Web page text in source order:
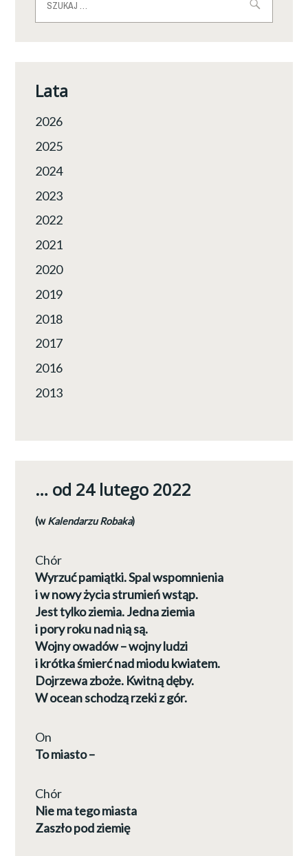
Lata
2026
2025
2024
2023
2022
2021
2020
2019
2018
2017
2016
2013
… od 24 lutego 2022
(wKalendarzu Robaka)
Chór
Wyrzuć pamiątki. Spal wspomnienia
i w nowy życia strumień wstąp.
Jest tylko ziemia. Jedna ziemia
i pory roku nad nią są.
Wojny owadów – wojny ludzi
i krótka śmierć nad miodu kwiatem.
Dojrzewa zboże. Kwitną dęby.
W ocean schodzą rzeki z gór.
On
To miasto –
Chór
Nie ma tego miasta
Zaszło pod ziemię